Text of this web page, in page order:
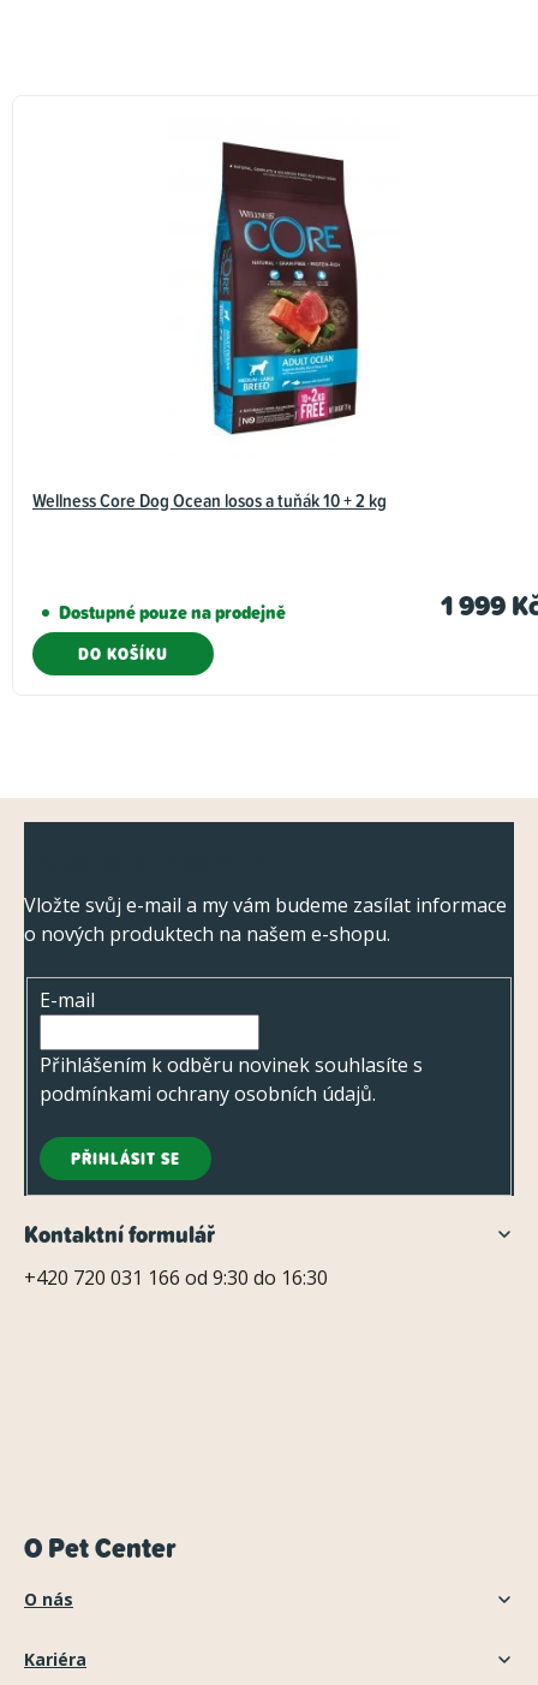
Wellness Core Dog Ocean losos a tuňák 10 + 2 kg
Dostupné pouze na prodejně 1 999
DO KOŠÍKU
Vložte svůj e-mail a my vám budeme zasílat informace
o nových produktech na našem e-shopu.
E-mail
Přihlášením k odběru novinek souhlasíte s
podmínkami ochrany osobních údajů.
PŘIHLÁSIT SE
Kontaktní formulář
+420 720 031 166 od 9:30 do 16:30
O Pet Center
O nás
Kariéra